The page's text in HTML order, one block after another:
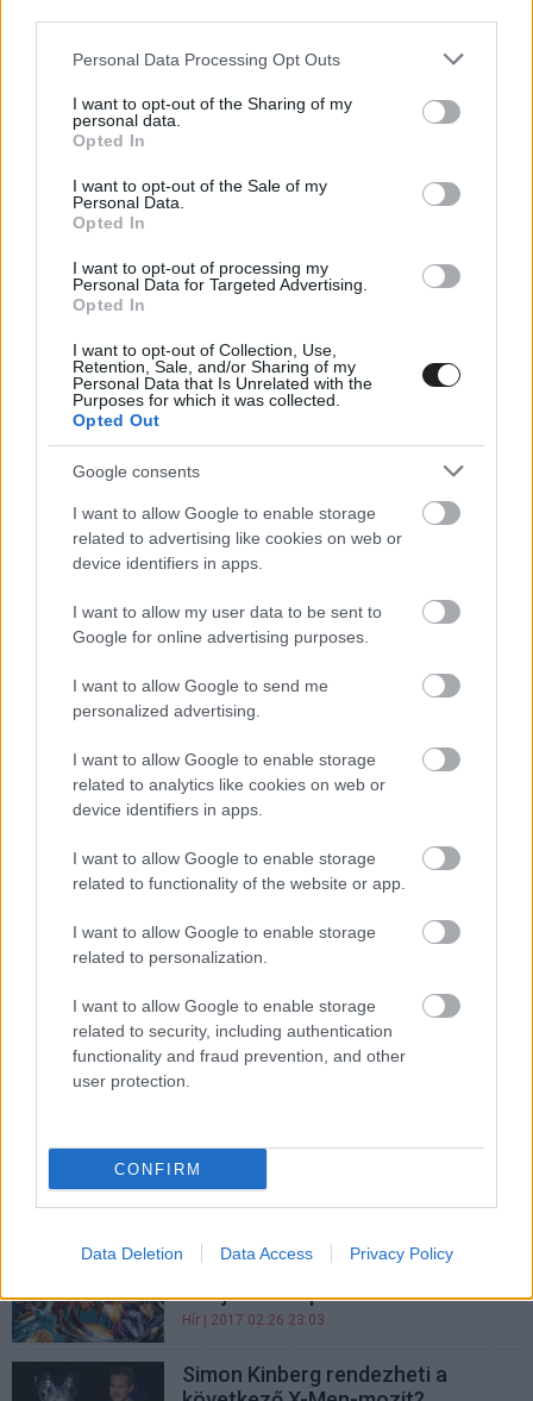
Please note that this website/app uses one or more Google
not limited to your visit or usage behaviour. You may click to
grant or deny consent to Google and its third-party tags to
use your data for below specified purposes in below Google
consent section.
Personal Data Processing Opt Outs
I want to opt-out of the Sharing of my
personal data.
Opted In
I want to opt-out of the Sale of my
Personal Data.
Opted In
I want to opt-out of processing my
Personal Data for Targeted Advertising.
Opted In
I want to opt-out of Collection, Use,
Retention, Sale, and/or Sharing of my
Personal Data that Is Unrelated with the
Purposes for which it was collected.
Opted Out
Google consents
I want to allow Google to enable storage
related to advertising like cookies on web or
device identifiers in apps.
I want to allow my user data to be sent to
Google for online advertising purposes.
I want to allow Google to send me
personalized advertising.
I want to allow Google to enable storage
related to analytics like cookies on web or
device identifiers in apps.
I want to allow Google to enable storage
related to functionality of the website or app.
I want to allow Google to enable storage
related to personalization.
I want to allow Google to enable storage
related to security, including authentication
functionality and fraud prevention, and other
user protection.
CONFIRM
Data Deletion Data Access Privacy Policy
Stranger Things sztárját
A Logan rendezője szerint Patrick
Miért pont horror lett az X-Men:
Hír| 2017.10.15 08:30
Hátborzongató lett az X-Men: The
Nagyon közel az új X-Men film
előzetese
Hír | 2017.10.12 21:00
Horror lesz az X-Men: New
Mutants
Michael Fassbender több X-Men
| 2017.05.19 01:20
James McAvoy X-Professzora
kimarad a következő X-Men
filmből
Két szerep is megerősítést nyert
Hír| 2017.05.12 09:45
Tisztázódtak a Deadpool 2 és az
X-Men filmek premierdátumai
Xavier és Magneto kikerül az X-
Men filmek fókuszából
Infómorzsák a Deadpool 2-ről és
az új X-Men spin-offról
Hír | 2017.02.26 23:03
Simon Kinberg rendezheti a